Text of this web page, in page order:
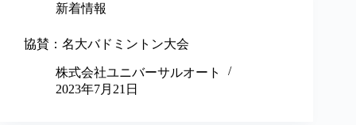
新着情報
協賛：名大バドミントン大会
株式会社ユニバーサルオート
2023年7月21日